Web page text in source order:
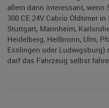
allem dann interessant, wenn
300 CE 24V Cabrio Oldtimer
Stuttgart, Mannheim,
Heidelberg, Heilbronn, Ulm,
Esslingen oder Ludwigsburg)
darf das Fahrzeug selbst